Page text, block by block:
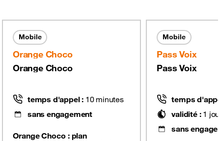
Mobile
Orange Choco
Orange Choco
temps d'appel : 10 minutes
sans engagement
Orange Choco : plan
Mobile
Pass Voix
Pass Voix
temps
validité : 1
sans